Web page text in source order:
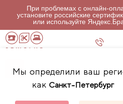
При проблемах с онлайн-
установите российские
или используйте
Мы определили ваш
как Санкт-Петербург